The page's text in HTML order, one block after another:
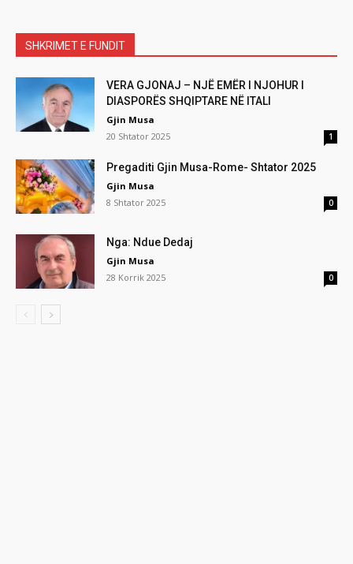
SHKRIMET E FUNDIT
VERA GJONAJ – NJË EMËR I NJOHUR I
DIASPORËS SHQIPTARE NË ITALI
Gjin Musa
20 Shtator 2025
1
Pregaditi Gjin Musa-Rome- Shtator 2025
Gjin Musa
8 Shtator 2025
0
Nga: Ndue Dedaj
Gjin Musa
28 Korrik 2025
0